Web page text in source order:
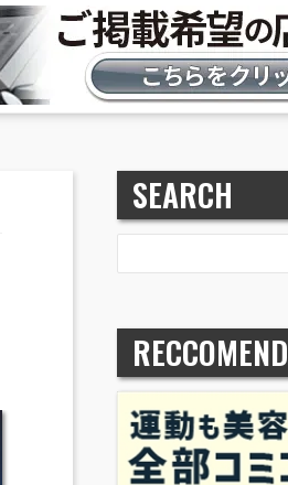
SEARCH
RECCOMEND